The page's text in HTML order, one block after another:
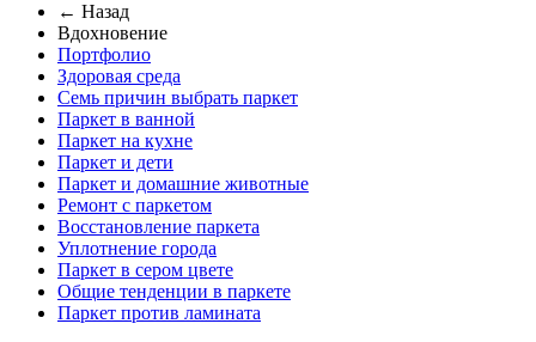
← Назад
Вдохновение
Портфолио
Здоровая среда
Семь причин выбрать паркет
Паркет в ванной
Паркет на кухне
Паркет и дети
Паркет и домашние животные
Ремонт с паркетом
Восстановление паркета
Уплотнение города
Паркет в сером цвете
Общие тенденции в паркете
Паркет против ламината